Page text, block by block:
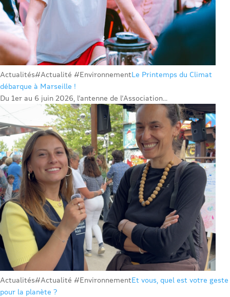
Actualités#Actualité #EnvironnementLe Printemps du Climat
débarque à Marseille !
Du 1er au 6 juin 2026, l’antenne de l’Association...
Actualités#Actualité #EnvironnementEt vous, quel est votre geste
pour la planète ?